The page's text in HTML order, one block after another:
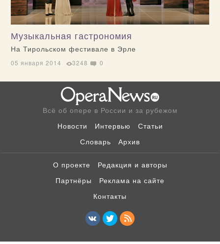
Музыкальная гастрономия
На Тирольском фестивале в Эрле
05 января 2014 3248 0
Всё об опере в России и за рубежом
Новости
Интервью
Статьи
Словарь
Архив
О проекте
Редакция и авторы
Партнёры
Реклама на сайте
Контакты